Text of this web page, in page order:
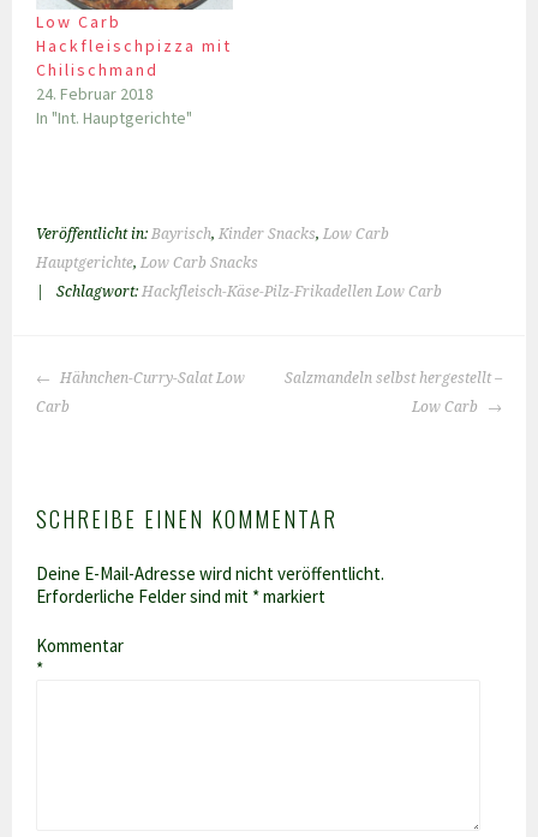
Low Carb
Hackfleischpizza mit
Chilischmand
24. Februar 2018
In "Int. Hauptgerichte"
Veröffentlicht in:Bayrisch,Kinder Snacks,Low Carb
Hauptgerichte,Low Carb Snacks
Schlagwort:Hackfleisch-Käse-Pilz-Frikadellen Low Carb
BEITRAGS-
NAVIGATION
Hähnchen-Curry-Salat Low
Carb
Salzmandeln selbst hergestellt –
Low Carb
SCHREIBE EINEN KOMMENTAR
Deine E-Mail-Adresse wird nicht veröffentlicht.
Erforderliche Felder sind mit *markiert
Kommentar
*